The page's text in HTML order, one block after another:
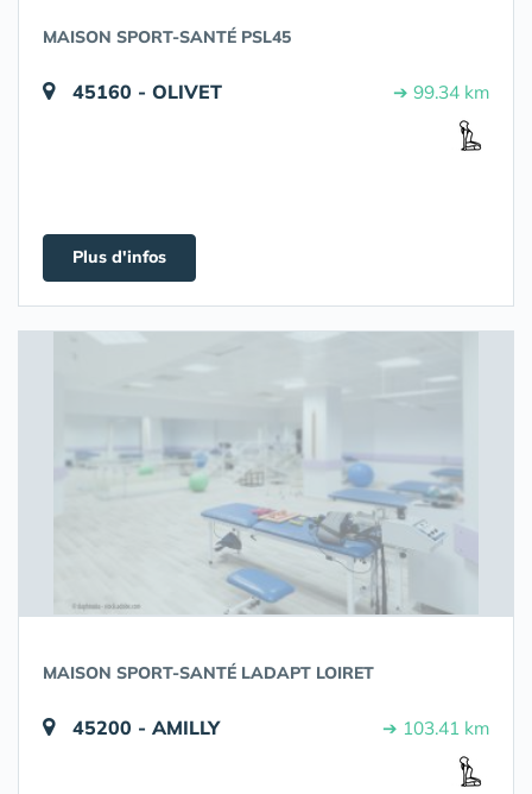
MAISON SPORT-SANTÉ PSL45
45160 - OLIVET ➔ 99.34 km
Plus d'infos
MAISON SPORT-SANTÉ LADAPT LOIRET
45200 - AMILLY ➔ 103.41 km